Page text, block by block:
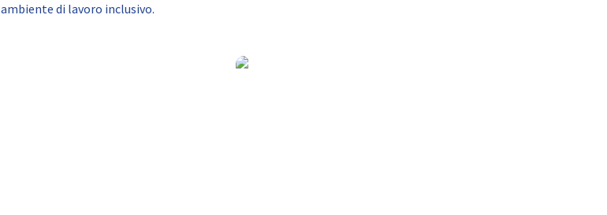
ambiente di lavoro inclusivo.